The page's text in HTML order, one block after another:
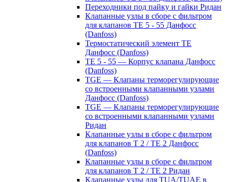
Переходники под пайку и гайки Ридан
Клапанные узлы в сборе с фильтром
для клапанов TE 5 - 55 Данфосс
(Danfoss)
Термостатический элемент TE
Данфосс (Danfoss)
TE 5 - 55 — Корпус клапана Данфосс
(Danfoss)
TGE — Клапаны терморегулирующие
со встроенными клапанными узлами
Данфосс (Danfoss)
TGE — Клапаны терморегулирующие
со встроенными клапанными узлами
Ридан
Клапанные узлы в сборе с фильтром
для клапанов T 2 / TE 2 Данфосс
(Danfoss)
Клапанные узлы в сборе с фильтром
для клапанов T 2 / TE 2 Ридан
Клапанные узлы для TUA/TUAE в